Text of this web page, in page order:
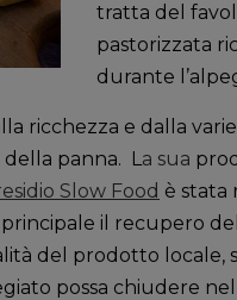
tratta del
pastorizzata
durante
ricchezza e dalla
della panna. La sua
Slow Food è stata
il recupero
del prodotto locale, s
possa chiudere